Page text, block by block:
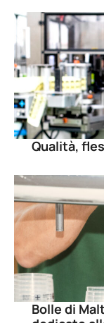
Qualità,
Bolle di